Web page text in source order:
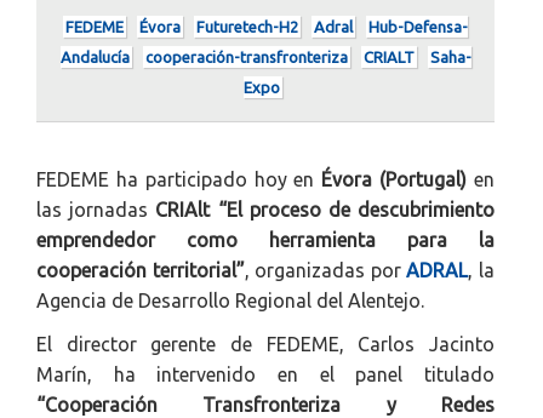
FEDEME Évora Futuretech-H2 Adral
Hub-Defensa-
Andalucía
cooperación-transfronteriza CRIALT
Saha-
Expo
FEDEME ha participado hoy en Évora (Portugal) en
las jornadas CRIAlt “El proceso de descubrimiento
emprendedor como herramienta para la
cooperación territorial”, organizadas porADRAL, la
Agencia de Desarrollo Regional del Alentejo.
El director gerente de FEDEME, Carlos Jacinto
Marín, ha intervenido en el panel titulado
“Cooperación Transfronteriza y Redes